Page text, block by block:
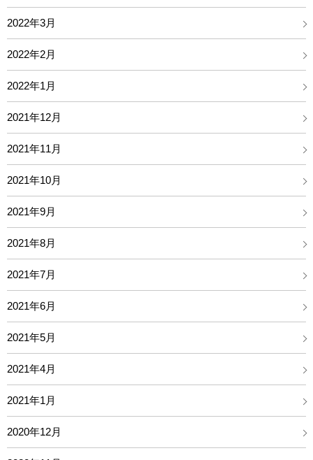
2022年3月
2022年2月
2022年1月
2021年12月
2021年11月
2021年10月
2021年9月
2021年8月
2021年7月
2021年6月
2021年5月
2021年4月
2021年1月
2020年12月